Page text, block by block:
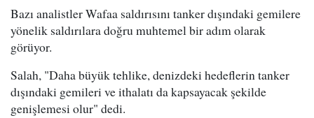
Bazı analistler Wafaa saldırısını tanker dışındaki gemilere
yönelik saldırılara doğru muhtemel bir adım olarak
görüyor.
Salah, "Daha büyük tehlike, denizdeki hedeflerin tanker
dışındaki gemileri ve ithalatı da kapsayacak şekilde
genişlemesi olur" dedi.